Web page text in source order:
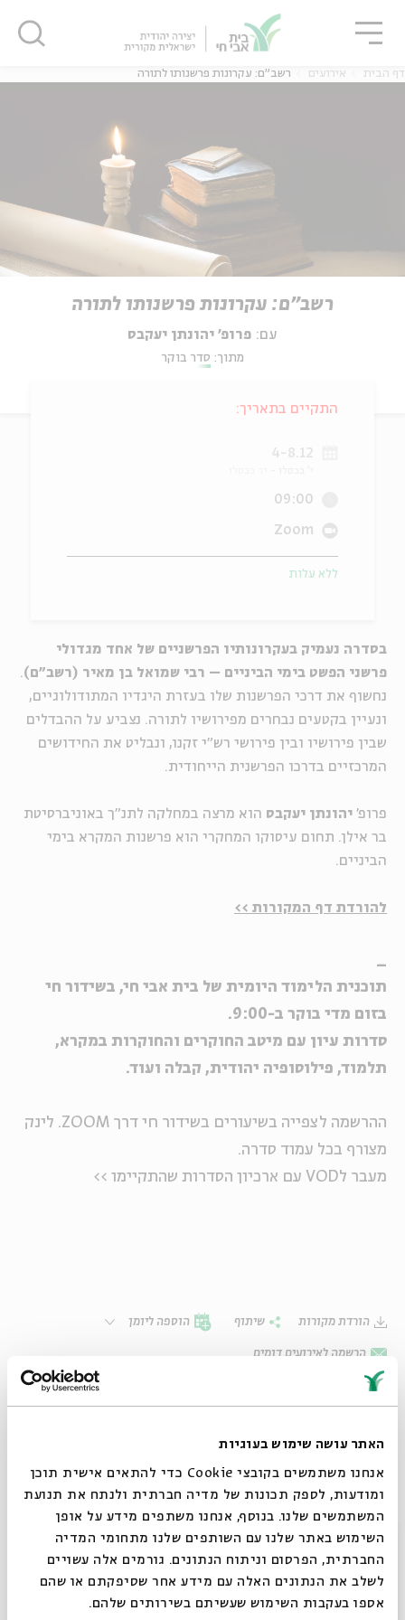
האתר עושה שימוש בעוגיות
אנחנו משתמשים בקובצי Cookie כדי להתאים אישית תוכן
ומודעות, לספק תכונות של מדיה חברתית ולנתח את תנועת
המשתמשים שלנו. בנוסף, אנחנו משתפים מידע על אופן
השימוש באתר שלנו עם השותפים שלנו מתחומי המדיה
החברתית, הפרסום וניתוח הנתונים. גורמים אלה עשויים
לשלב את הנתונים האלה עם מידע אחר שסיפקתם או שהם
אספו בעקבות השימוש שעשיתם בשירותים שלהם.
דף הבית אירועים רשב"ם: עקרונות פרשנותו לתורה
רשב"ם: עקרונות פרשנותו לתורה
עם: פרופ' יהונתן יעקבס
מתוך: סדר בוקר
בסדרה נעמיק בעקרונותיו הפרשניים של אחד מגדולי
פרשני הפשט בימי הביניים – רבי שמואל בן מאיר (רשב"ם).
נחשוף את דרכי הפרשנות שלו בעזרת היגדיו המתודולוגיים,
ונעיין בקטעים נבחרים מפירושיו לתורה. נצביע על ההבדלים
שבין פירושיו ובין פירושי רש"י זקנו, ונבליט את החידושים
המרכזיים בדרכו הפרשנית הייחודית.
פרופ' יהונתן יעקבס הוא מרצה במחלקה לתנ"ך באוניברסיטת
בר אילן. תחום עיסוקו המחקרי הוא פרשנות המקרא בימי
הביניים.
להורדת דף המקורות >>
_
תוכנית הלימוד היומית של בית אבי חי, בשידור חי
בזום מדי בוקר ב-9:00.
סדרות עיון עם מיטב החוקרים והחוקרות במקרא,
תלמוד, פילוסופיה יהודית, קבלה ועוד.
ההרשמה לצפייה בשיעורים בשידור חי דרך ZOOM. לינק
מצורף בכל עמוד סדרה.
מעבר לVOD עם ארכיון הסדרות שהתקיימו >>
הורדת מקורות שיתוף הוספה ליומן
הרשמה לאירועים דומים
מפגשים שהתקיימו
04.12.22
#1: תולדותיו
ויצירתו
ראשון 19:00
התקיים בתאריך:
4-8.12
09:00
Zoom
ללא עלות
סגור
סגור